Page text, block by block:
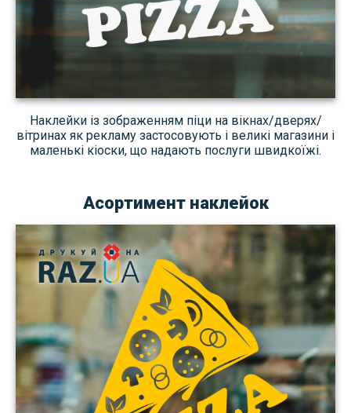
Наклейки із зображенням піци на вікнах/дверях/
вітринах як рекламу застосовують і великі магазини і
маленькі кіоски, що надають послуги швидкоїжі.
Асортимент наклейок